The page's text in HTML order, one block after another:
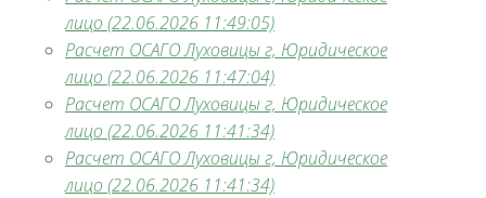
лицо (22.06.2026 11:49:05)
Расчет ОСАГО Луховицы г, Юридическое
лицо (22.06.2026 11:47:04)
Расчет ОСАГО Луховицы г, Юридическое
лицо (22.06.2026 11:41:34)
Расчет ОСАГО Луховицы г, Юридическое
лицо (22.06.2026 11:41:34)